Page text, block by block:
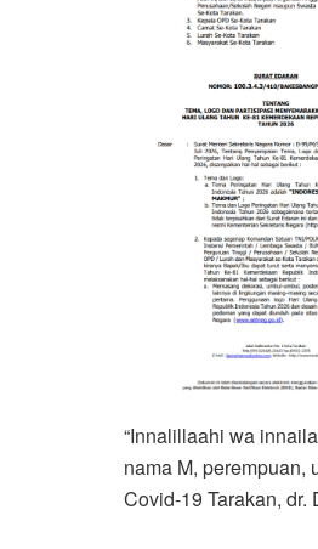
“Innalillaahi wa
nama M, perempuan,
Covid-19 Tarakan, dr.